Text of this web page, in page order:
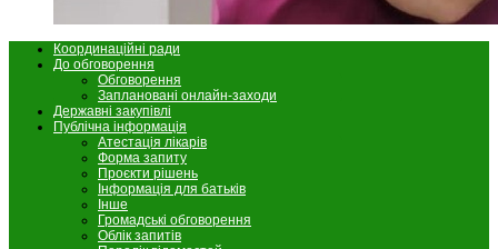
Координаційні ради
До обговорення
Обговорення
Заплановані онлайн-заходи
Державні закупівлі
Публічна інформація
Атестація лікарів
Форма запиту
Проєкти рішень
Інформація для батьків
Інше
Громадські обговорення
Облік запитів